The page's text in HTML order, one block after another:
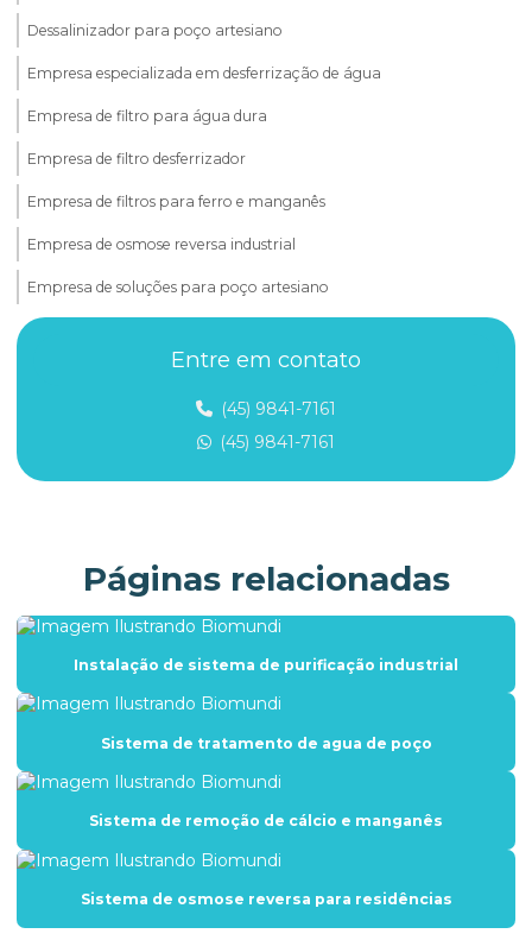
Dessalinizador para poço artesiano
Empresa especializada em desferrização de água
Empresa de filtro para água dura
Empresa de filtro desferrizador
Empresa de filtros para ferro e manganês
Empresa de osmose reversa industrial
Empresa de soluções para poço artesiano
Fabricante de filtro para água com ferro
Filtro abrandador para água dura
Filtro para água com contaminantes químicos
Filtro de água contra nitrato e nitrito
Filtro para agua de poço
Filtro de água para poço artesiano
Filtro para água de poço artesiano com ferrugem
Filtro anti incrustante
Entre em contato
(45) 9841-7161
(45) 9841-7161
Páginas relacionadas
Instalação de sistema de purificação industrial
Sistema de tratamento de agua de poço
Sistema de remoção de cálcio e manganês
Sistema de osmose reversa para residências